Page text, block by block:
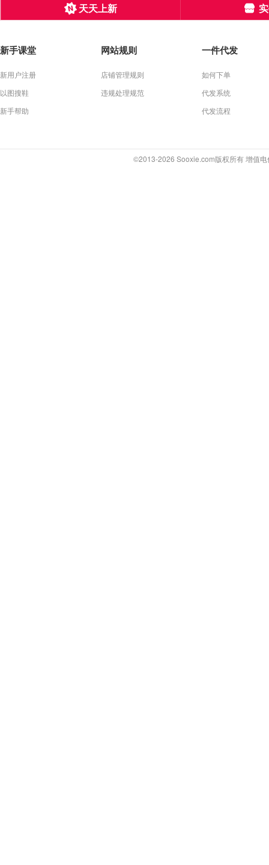
天天上新
新手课堂
新用户注册
以图搜鞋
新手帮助
网站规则
店铺管理规则
违规处理规范
一件代发
如何下单
代发系统
代发流程
©2013-2026 Sooxie.com版权所有 增值